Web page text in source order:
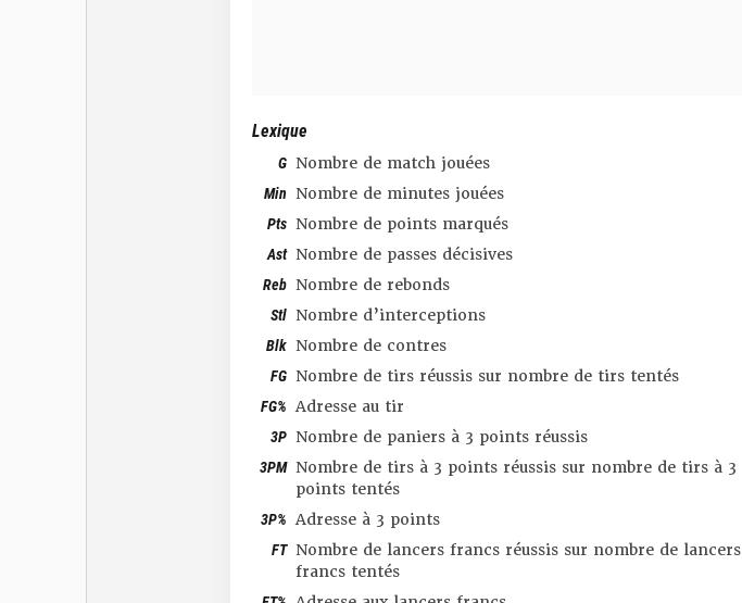
Lexique
G Nombre de match jouées
Min Nombre de minutes jouées
Pts Nombre de points marqués
Ast Nombre de passes décisives
Reb Nombre de rebonds
Stl Nombre d’interceptions
Blk Nombre de contres
FG Nombre de tirs réussis sur nombre de tirs tentés
FG% Adresse au tir
3P Nombre de paniers à 3 points réussis
3PM Nombre de tirs à 3 points réussis sur nombre de tirs à 3
points tentés
3P% Adresse à 3 points
FT Nombre de lancers francs réussis sur nombre de lancers
francs tentés